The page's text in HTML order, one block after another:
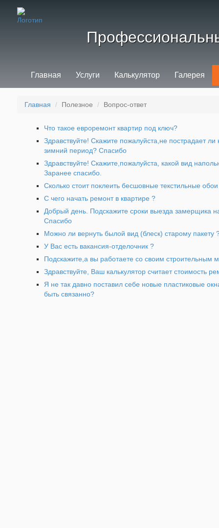
Главная Услуги Калькулятор Галерея
Главная Полезное Вопрос-ответ
Что такое евроремонт квартир под ключ?
Здравствуйте! Скажите пожалуйста,не пострадает
зимний период? Спасибо
Здравствуйте! Скажите,пожалуйста, какой вид
Заранее спасибо.
Сколько стоит поклеить бесшовные текстильные
С чего начать ремонт в квартире ?
Добрый день. Подскажите сроки выезда замерщика
Спасибо
Можно ли вернуть былой вид (блеск) старому пакету
У Вас есть вакансия-отделочник ?
Подскажите,а вы работаете со своим строительным
Здравствуйте, Ваш калькулятор считает стоимость
Я не так давно поставил себе новые пластиковые
быть связанно?